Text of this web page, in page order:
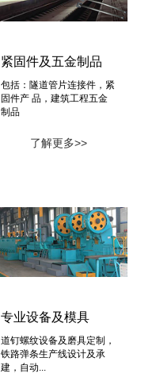
紧固件及五金制品
包括：隧道管片连接件，紧
固件产 品，建筑工程五金
制品
了解更多>>
专业设备及模具
道钉螺纹设备及磨具定制，
铁路弹条生产线设计及承
建，自动...